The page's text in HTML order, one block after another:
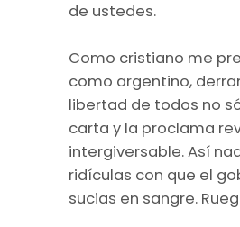
de ustedes.
Como cristiano me
como argentino,
libertad de todos no
carta y la proclama
intergiversable. Así
ridículas con que el
sucias en sangre.